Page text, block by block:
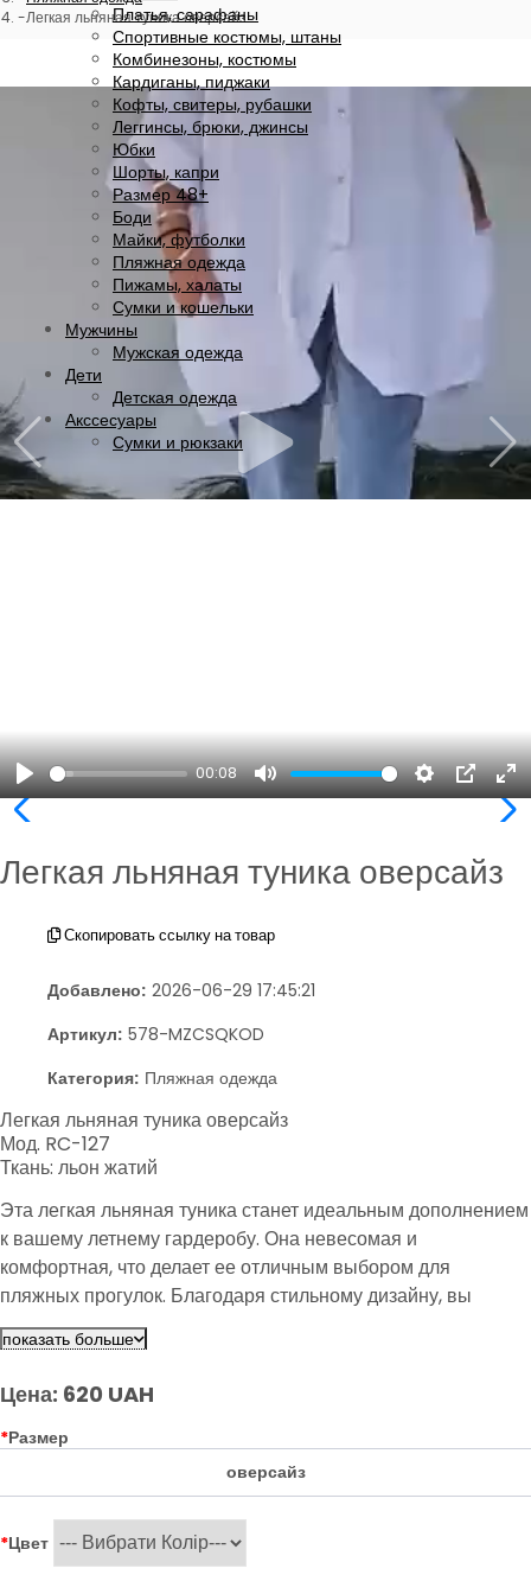
Платья, сарафаны
Спортивные костюмы, штаны
Комбинезоны, костюмы
Кардиганы, пиджаки
Кофты, свитеры, рубашки
Леггинсы, брюки, джинсы
Юбки
Шорты, капри
Размер 48+
Боди
Майки, футболки
Пляжная одежда
Пижамы, халаты
Сумки и кошельки
Мужчины
Мужская одежда
Дети
Детская одежда
Акссесуары
Сумки и рюкзаки
Легкая льняная туника оверсайз
Play
00:08
Mute Settings
PIP
Легкая льняная туника оверсайз
Скопировать ссылку на товар
Добавлено: 2026-06-29 17:45:21
Артикул: 578-MZCSQKOD
Категория: Пляжная одежда
Легкая льняная туника оверсайз
Мод. RC-127
Ткань: льон жатий
Эта легкая льняная туника станет идеальным дополнением
к вашему летнему гардеробу. Она невесомая и
комфортная, что делает ее отличным выбором для
пляжных прогулок. Благодаря стильному дизайну, вы
сможете легко сочетать ее с различными образами.
показать больше
Цена: 620 UAH
*Размер
оверсайз
*Цвет